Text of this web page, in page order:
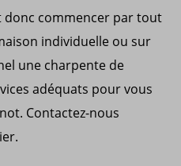
donc commencer par tout
individuelle ou sur
une charpente de
adéquats pour vous
Contactez-nous